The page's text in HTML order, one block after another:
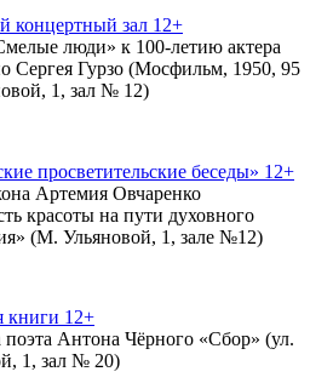
концертный зал 12+
люди» к 100-летию актера
Сергея Гурзо (Мосфильм, 1950, 95
1, зал № 12)
просветительские беседы» 12+
Артемия Овчаренко
красоты на пути духовного
(М. Ульяновой, 1, зале №12)
книги 12+
поэта Антона Чёрного «Сбор» (ул.
1, зал № 20)